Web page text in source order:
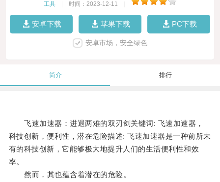
工具 时间：2023-12-11
安卓下载 苹果下载 PC下载
安卓市场，安全绿色
简介 排行
飞速加速器：进退两难的双刃剑关键词: 飞速加速器，
科技创新，便利性，潜在危险描述: 飞速加速器是一种前所未
有的科技创新，它能够极大地提升人们的生活便利性和效
率。
然而，其也蕴含着潜在的危险。